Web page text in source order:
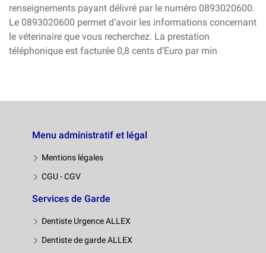
renseignements payant délivré par le numéro 0893020600.
Le 0893020600 permet d’avoir les informations concernant
le véterinaire que vous recherchez. La prestation
téléphonique est facturée 0,8 cents d’Euro par min
Menu administratif et légal
Mentions légales
CGU - CGV
Services de Garde
Dentiste Urgence ALLEX
Dentiste de garde ALLEX